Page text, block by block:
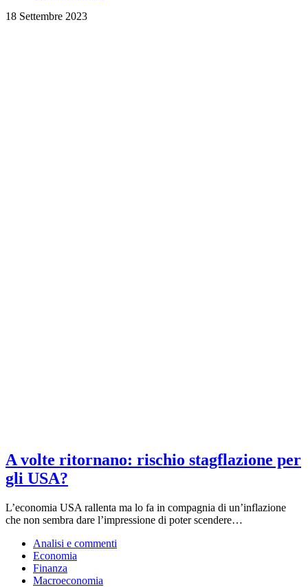
18 Settembre 2023
A volte ritornano: rischio stagflazione per
gli USA?
L’economia USA rallenta ma lo fa in compagnia di un’inflazione
che non sembra dare l’impressione di poter scendere…
Analisi e commenti
Economia
Finanza
Macroeconomia